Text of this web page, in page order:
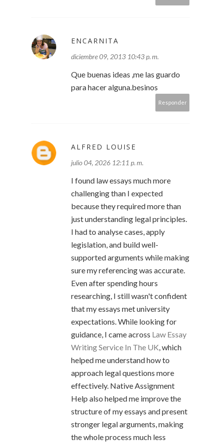
ENCARNITA
diciembre 09, 2013 10:43 p. m.
Que buenas ideas ,me las guardo
para hacer alguna.besinos
Responder
ALFRED LOUISE
julio 04, 2026 12:11 p. m.
I found law essays much more
challenging than I expected
because they required more than
just understanding legal principles.
I had to analyse cases, apply
legislation, and build well-
supported arguments while making
sure my referencing was accurate.
Even after spending hours
researching, I still wasn't confident
that my essays met university
expectations. While looking for
guidance, I came across Law Essay
Writing Service In The UK, which
helped me understand how to
approach legal questions more
effectively. Native Assignment
Help also helped me improve the
structure of my essays and present
stronger legal arguments, making
the whole process much less